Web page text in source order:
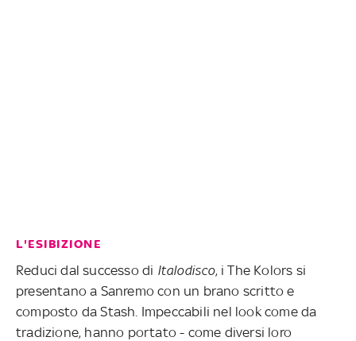
L'ESIBIZIONE
Reduci dal successo di Italodisco, i The Kolors si
presentano a Sanremo con un brano scritto e
composto da Stash. Impeccabili nel look come da
tradizione, hanno portato - come diversi loro